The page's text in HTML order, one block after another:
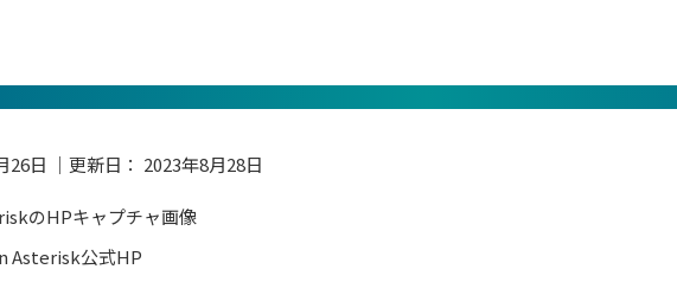
26日 ｜更新日： 2023年8月28日
Asterisk公式HP